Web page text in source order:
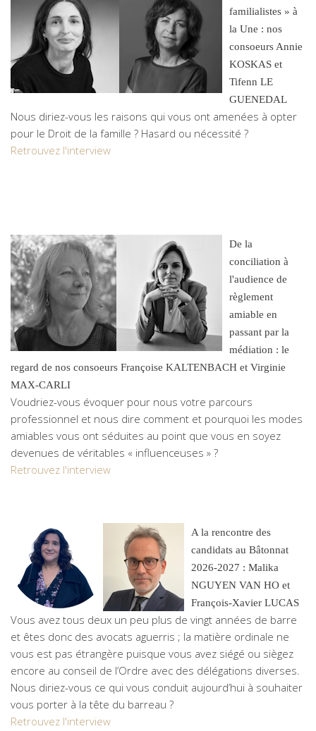
familialistes » à
la Une : nos
consoeurs Annie
KOSKAS et
Tifenn LE
GUENEDAL
Nous diriez-vous les raisons qui vous ont amenées à opter
pour le Droit de la famille ? Hasard ou nécessité ?
Retrouvez l'interview
De la
conciliation à
l'audience de
règlement
amiable en
passant par la
médiation : le
regard de nos consoeurs Françoise KALTENBACH et Virginie
MAX-CARLI
Voudriez-vous évoquer pour nous votre parcours
professionnel et nous dire comment et pourquoi les modes
amiables vous ont séduites au point que vous en soyez
devenues de véritables « influenceuses » ?
Retrouvez l'interview
A la rencontre des
candidats au Bâtonnat
2026-2027 : Malika
NGUYEN VAN HO et
François-Xavier LUCAS
Vous avez tous deux un peu plus de vingt années de barre
et êtes donc des avocats aguerris ; la matière ordinale ne
vous est pas étrangère puisque vous avez siégé ou siègez
encore au conseil de l’Ordre avec des délégations diverses.
Nous diriez-vous ce qui vous conduit aujourd’hui à souhaiter
vous porter à la tête du barreau ?
Retrouvez l'interview